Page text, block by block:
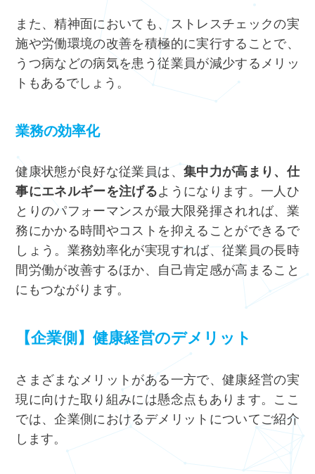
また、精神面においても、ストレスチェックの実
施や労働環境の改善を積極的に実行することで、
うつ病などの病気を患う従業員が減少するメリッ
トもあるでしょう。
業務の効率化
健康状態が良好な従業員は、 集中力が高まり、仕
事にエネルギーを注げるようになります。一人ひ
とりのパフォーマンスが最大限発揮されれば、業
務にかかる時間やコストを抑えることができるで
しょう。業務効率化が実現すれば、従業員の長時
間労働が改善するほか、自己肯定感が高まること
にもつながります。
【企業側】健康経営のデメリット
さまざまなメリットがある一方で、健康経営の実
現に向けた取り組みには懸念点もあります。ここ
では、企業側におけるデメリットについてご紹介
します。